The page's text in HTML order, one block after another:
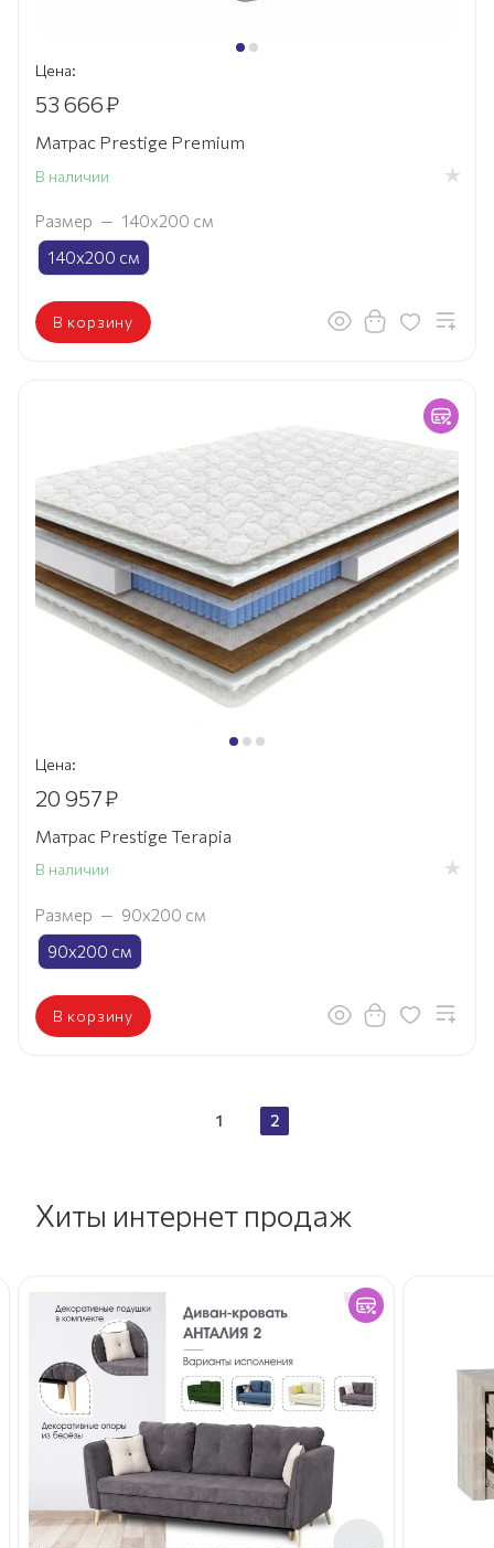
Цена:
53 666₽
Матрас Prestige Premium
В наличии
Размер — 140х200 см
140х200 см
В корзину
Цена:
20 957₽
Матрас Prestige Terapia
В наличии
Размер — 90х200 см
90х200 см
В корзину
1 2
Хиты интернет продаж